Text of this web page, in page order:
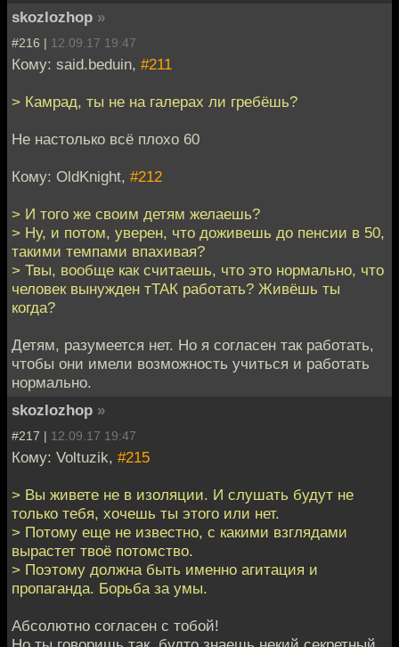
skozlozhop »
#216 | 12.09.17 19:47
Кому: said.beduin, #211
> Камрад, ты не на галерах ли гребёшь?
Не настолько всё плохо 60
Кому: OldKnight, #212
> И того же своим детям желаешь?
> Ну, и потом, уверен, что доживешь до пенсии в 50,
такими темпами впахивая?
> Твы, вообще как считаешь, что это нормально, что
человек вынужден тТАК работать? Живёшь ты
когда?
Детям, разумеется нет. Но я согласен так работать,
чтобы они имели возможность учиться и работать
нормально.
skozlozhop »
#217 | 12.09.17 19:47
Кому: Voltuzik, #215
> Вы живете не в изоляции. И слушать будут не
только тебя, хочешь ты этого или нет.
> Потому еще не известно, с какими взглядами
вырастет твоё потомство.
> Поэтому должна быть именно агитация и
пропаганда. Борьба за умы.
Абсолютно согласен с тобой!